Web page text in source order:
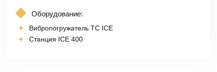
Оборудование:
Вибропогружатель TC ICE
Станция ICE 400